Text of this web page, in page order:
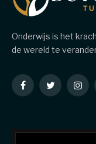
Onderwijs is het
de wereld te
FacebookTwitter